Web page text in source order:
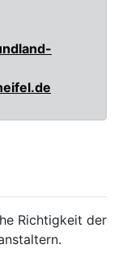
Richtigkeit der